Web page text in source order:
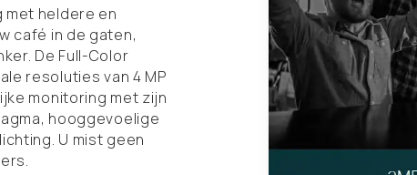
met heldere en
café in de gaten,
De Full-Color
resoluties van 4 MP
monitoring met zijn
hooggevoelige
U mist geen